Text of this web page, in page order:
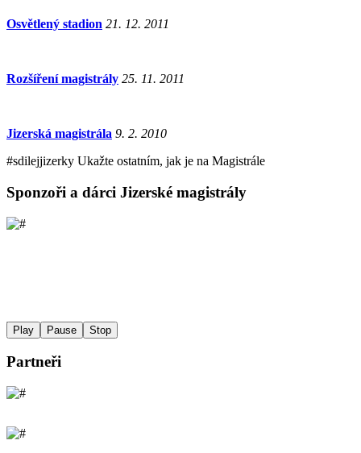
Osvětlený stadion 21. 12. 2011
Rozšíření magistrály 25. 11. 2011
Jizerská magistrála 9. 2. 2010
#sdilejjizerky Ukažte ostatním, jak je na Magistrále
Sponzoři a dárci Jizerské magistrály
Play Pause Stop
Partneři